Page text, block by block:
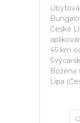
České
45 km
Božena
Lípa